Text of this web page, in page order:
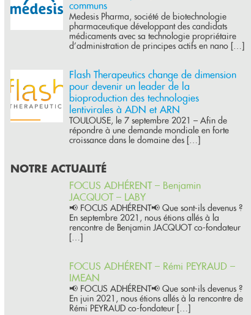
communs
Medesis Pharma, société de biotechnologie
pharmaceutique développant des candidats
médicaments avec sa technologie propriétaire
d’administration de principes actifs en nano […]
Flash Therapeutics change de dimension
pour devenir un leader de la
bioproduction des technologies
lentivirales à ADN et ARN
TOULOUSE, le 7 septembre 2021 – Afin de
répondre à une demande mondiale en forte
croissance dans le domaine des […]
NOTRE ACTUALITÉ
FOCUS ADHÉRENT – Benjamin
JACQUOT – LABY
📢 FOCUS ADHÉRENT📢 Que sont-ils devenus ?
En septembre 2021, nous étions allés à la
rencontre de Benjamin JACQUOT co-fondateur
FOCUS ADHÉRENT – Rémi PEYRAUD –
IMEAN
📢 FOCUS ADHÉRENT📢 Que sont-ils devenus ?
En juin 2021, nous étions allés à la rencontre de
Rémi PEYRAUD co-fondateur […]